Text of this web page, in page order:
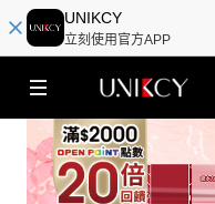
UNIKCY
立刻使用官方APP